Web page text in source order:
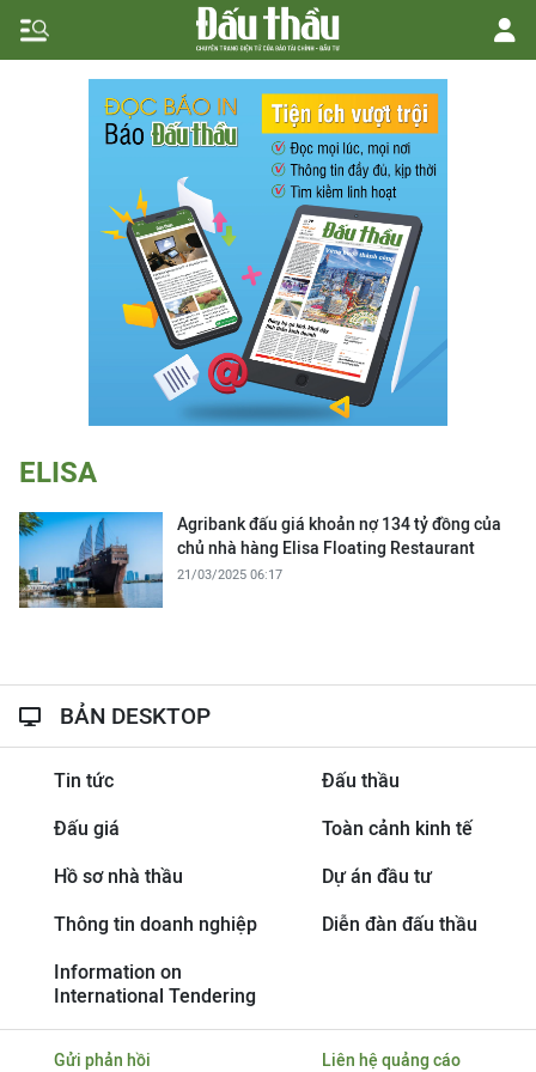
ELISA
Agribank đấu giá khoản nợ 134 tỷ đồng của
chủ nhà hàng Elisa Floating Restaurant
21/03/2025 06:17
BẢN DESKTOP
Tin tức Đấu thầu
Đấu giá Toàn cảnh kinh tế
Hồ sơ nhà thầu Dự án đầu tư
Thông tin doanh nghiệp Diễn đàn đấu thầu
Information on
International Tendering
Gửi phản hồi Liên hệ quảng cáo